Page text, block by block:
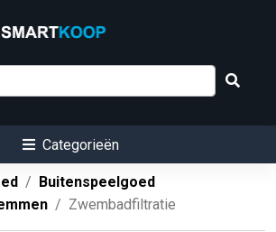
Categorieën
Buitenspeelgoed
Zwembadfiltratie